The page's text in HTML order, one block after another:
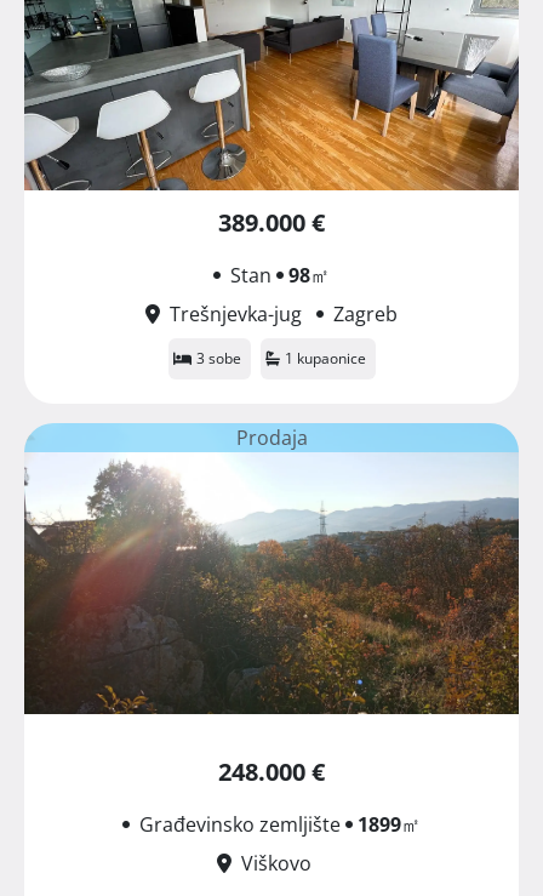
389.000 €
Stan 98㎡
Trešnjevka-jug
Zagreb
3 sobe 1 kupaonice
Prodaja
248.000 €
Građevinsko zemljište 1899㎡
Viškovo